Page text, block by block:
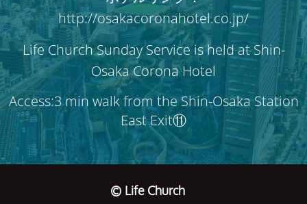
http://osakacoronahotel.co.jp/
Life Church Sunday Service is held at Shin-
Osaka Corona Hotel
Access:3 min walk from the Shin-Osaka Station
East Exit⑪
© Life Church